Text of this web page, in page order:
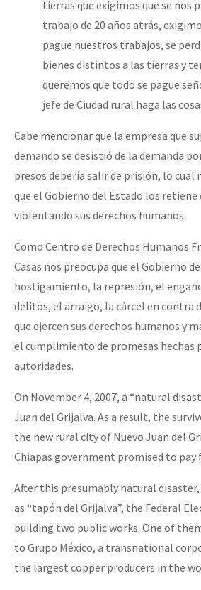
tierras que exigimos que se nos
trabajo de 20 años atrás,
pague nuestros trabajos, se
bienes distintos a las tierras y
queremos que todo se pague
jefe de Ciudad rural haga las
Cabe mencionar que la empresa que
demando se desistió de la demanda
presos debería salir de prisión, lo cual
que el Gobierno del Estado los
violentando sus derechos humanos.
Como Centro de Derechos Humanos
Casas nos preocupa que el Gobierno
hostigamiento, la represión, el
delitos, el arraigo, la cárcel en contra
que ejercen sus derechos humanos y
el cumplimiento de promesas hechas
autoridades.
On November 4, 2007, a “natural
Juan del Grijalva. As a result, the
the new rural city of Nuevo Juan del
Chiapas government promised to pay
After this presumably natural
as “tapón del Grijalva”, the Federal
building two public works. One of
to Grupo México, a transnational
the largest copper producers in the